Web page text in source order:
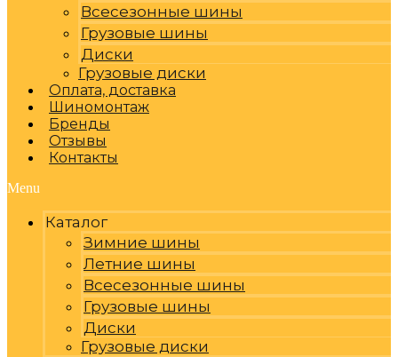
Всесезонные шины
Грузовые шины
Диски
Грузовые диски
Оплата, доставка
Шиномонтаж
Бренды
Отзывы
Контакты
Menu
Каталог
Зимние шины
Летние шины
Всесезонные шины
Грузовые шины
Диски
Грузовые диски